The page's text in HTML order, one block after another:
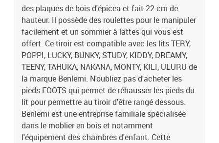
tracé et rigoureusement sélectionné et la chaîne de fabrication est
labellisée PEFC. Les décorations ne font pas partie du produit. Le
matelas n'est pas fourni (Dimensions : 120 x 140 cm). Un guide de
montage est mis à disposition. Dimensions du produit : 22 x 126 x
154 cm (hauteur x profondeur x largeur)
des plaques de bois d'épicea et fait 22 cm de
hauteur. Il possède des roulettes pour le manipuler
facilement et un sommier à lattes qui vous est
offert. Ce tiroir est compatible avec les lits TERY,
POPPI, LUCKY, BUNKY, STUDY, KIDDY, DREAMY,
TEENY, TAHUKA, NAKANA, MONTY, KILI, ULURU de
la marque Benlemi. N'oubliez pas d'acheter les
pieds FOOTS qui permet de réhausser les pieds du
lit pour permettre au tiroir d'être rangé dessous.
Benlemi est une entreprise familiale spécialisée
dans le moblier en bois et notamment
l'équipement des chambres d'enfant. Cette